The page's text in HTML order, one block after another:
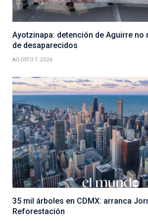
Ayotzinapa: detención de Aguirre no
de desaparecidos
AGOSTO 7, 2026
35 mil árboles en CDMX: arranca
Reforestación